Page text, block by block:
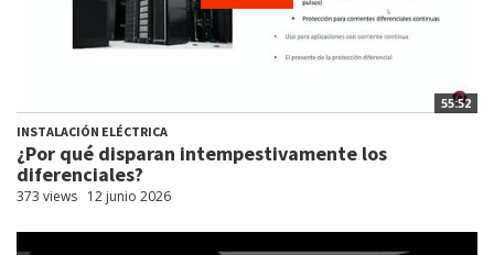
55:52
INSTALACIÓN ELÉCTRICA
¿Por qué disparan intempestivamente los
diferenciales?
373 views 12 junio 2026